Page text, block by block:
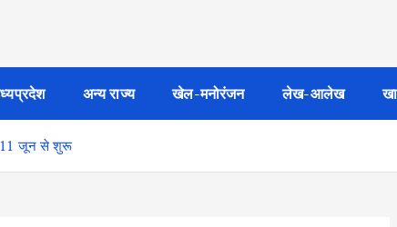
अन्य राज्य खेल-मनोरंजन लेख-आलेख
11 जून से शुरू